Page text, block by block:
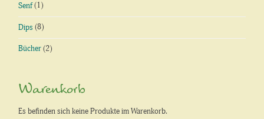
Senf(1)
Dips (8)
Bücher (2)
Warenkorb
Es befinden sich keine Produkte im Warenkorb.